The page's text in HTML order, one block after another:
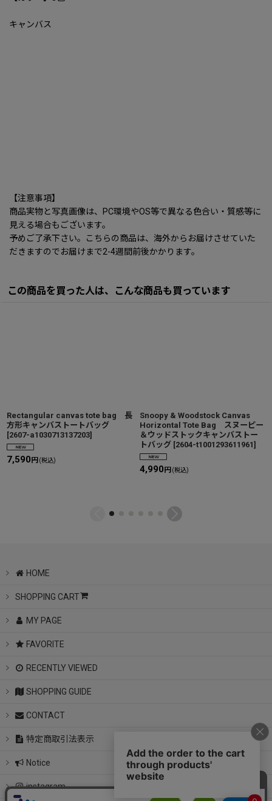
キャンバス
【注意事項】
商品実物と写真画像は、PC環境やOS等で異なる色合い・質感等に
見える場合もございます。
予めご了承下さい。こちらの商品は、海外からお届けさせていた
だきますのでお届けまで2-4週間前後かかります。
この商品を買った人は、こんな商品も買っています
Rectangular canvas tote bag 長
方形キャンバストートバッグ
[2607-a1030713137203]
7,590 円 (税込)
Snoopy & Woodstock Canvas
Horizontal Tote Bag スヌーピー
＆ウッドストックキャンバストー
トバッグ [2604-t1001293611961]
4,990 円 (税込)
HOME
SHOPPING CART
MY PAGE
FAVORITE
RECENTLY VIEWED
SHOPPING GUIDE
CONTACT
特定商取引法表示
Notice
instagram